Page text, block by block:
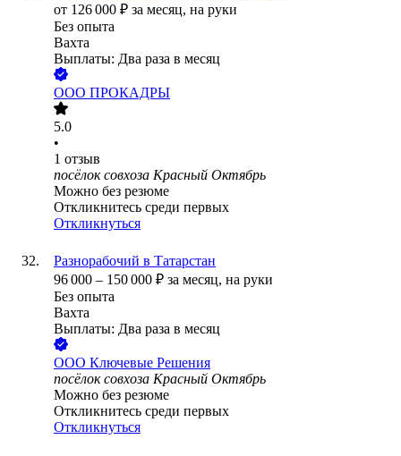
от 126 000 ₽ за месяц, на руки
Без опыта
Вахта
Выплаты: Два раза в месяц
ООО ПРОКАДРЫ
5.0
•
1 отзыв
посёлок совхоза Красный Октябрь
Можно без резюме
Откликнитесь среди первых
Откликнуться
Разнорабочий в Татарстан
96 000 – 150 000 ₽ за месяц, на руки
Без опыта
Вахта
Выплаты: Два раза в месяц
ООО Ключевые Решения
посёлок совхоза Красный Октябрь
Можно без резюме
Откликнитесь среди первых
Откликнуться